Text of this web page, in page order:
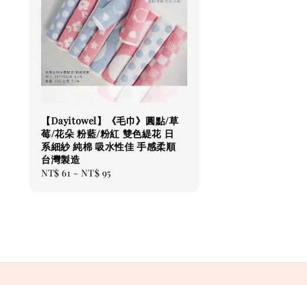
【Dayitowel】《毛巾》圓點/草
莓/花朵 粉藍/粉紅 雙色緹花 日
系細紗 純棉 吸水性佳 手感柔順
台灣製造
Regular
NT$ 61 -NT$ 95